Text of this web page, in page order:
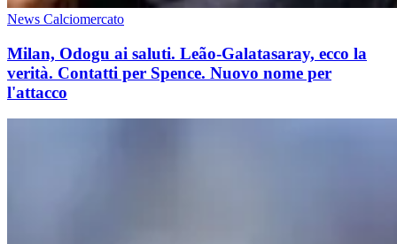
News Calciomercato
Milan, Odogu ai saluti. Leão-Galatasaray, ecco la
verità. Contatti per Spence. Nuovo nome per
l'attacco